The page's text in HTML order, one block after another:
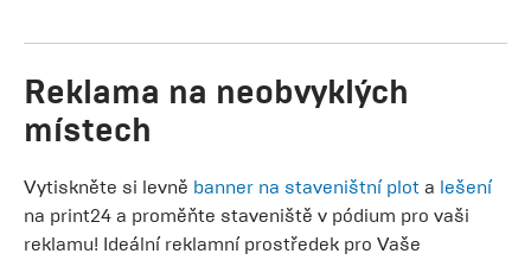
Reklama na neobvyklých
místech
Vytiskněte si levně banner na staveništní plot a lešení
na print24 a proměňte staveniště v pódium pro vaši
reklamu! Ideální reklamní prostředek pro Vaše